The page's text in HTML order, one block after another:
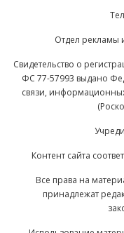
Отдел рекламы
Свидетельство о
ФС 77-57993 выдано
связи,
Контент сайта
Все права на
принадлежат